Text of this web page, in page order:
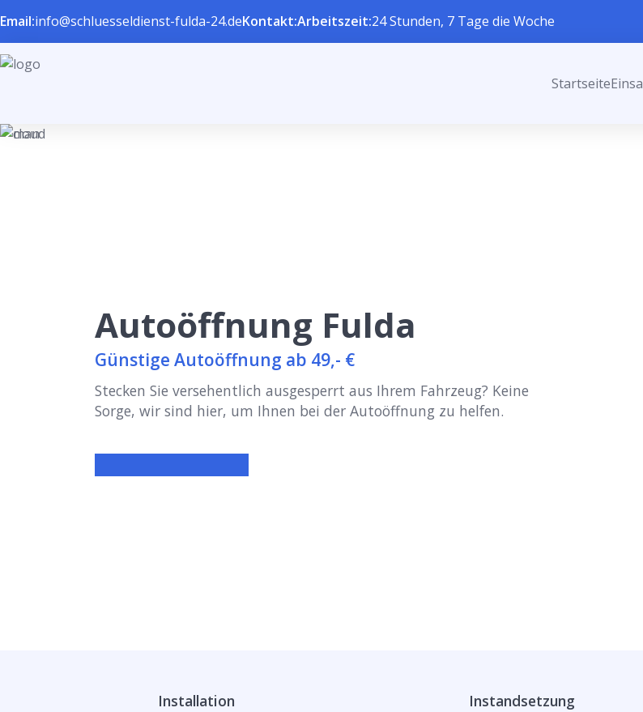
Email:info@schluesseldienst-fulda-24.deKontakt:Arbeitszeit:24 Stunden, 7 Tage die Woche
Startseite
Autoöffnung Fulda
Günstige Autoöffnung ab 49,- €
Stecken Sie versehentlich ausgesperrt aus Ihrem Fahrzeug? Keine
Sorge, wir sind hier, um Ihnen bei der Autoöffnung zu helfen.
Installation Instandsetzung